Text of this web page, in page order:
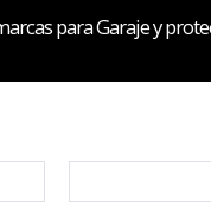
para Garaje y